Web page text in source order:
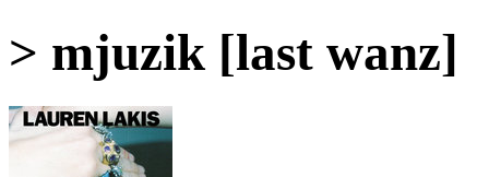
> mjuzik [last wanz]